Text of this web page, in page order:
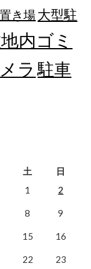
き場大型駐
内ゴミ
ラ 駐車
土
日
1
2
8 9
15 16
22 23